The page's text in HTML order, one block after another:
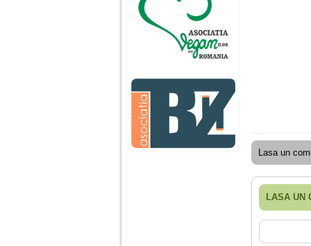
educatia si cresterea
ei, am fost o mama
egoista, preocupata
de implinirea
profesionala, cand ea
era mica am neglijat-
agresiva, orice
greseala era taxata cu
o palma sau pedepse.
De 4 ani am o relatie
serioasa cu un barbat
Lasa un
LASA UN